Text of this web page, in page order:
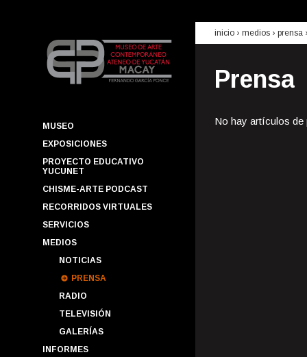
MUSEO
EXPOSICIONES
PROYECTO EDUCATIVO
YUCUNET
CHISME-ARTE PODCAST
RECORRIDOS VIRTUALES
SERVICIOS
MEDIOS
NOTICIAS
PRENSA
RADIO
TELEVISIÓN
GALERÍAS
INFORMES
inicio › medios › prensa
Prensa
No hay artículos de